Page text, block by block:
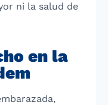
ni la salud de
en la